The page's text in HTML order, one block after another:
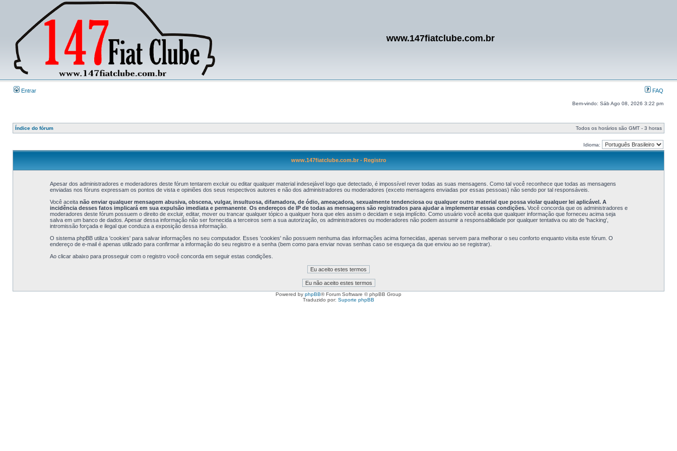
www.147fiatclube.com.br
Entrar FAQ
Bem-vindo: Sáb Ago 08, 2026 3:22 pm
Índice do fórum Todos os horários são GMT - 3 horas
Idioma:
www.147fiatclube.com.br - Registro
Apesar dos administradores e moderadores deste fórum tentarem excluir ou editar qualquer material indesejável logo que detectado, é impossível rever todas as suas mensagens. Como tal você reconhece que todas as mensagens
enviadas nos fóruns expressam os pontos de vista e opiniões dos seus respectivos autores e não dos administradores ou moderadores (exceto mensagens enviadas por essas pessoas) não sendo por tal responsáveis.
Você aceita não enviar qualquer mensagem abusiva, obscena, vulgar, insultuosa, difamadora, de ódio, ameaçadora, sexualmente tendenciosa ou qualquer outro material que possa violar qualquer lei aplicável. A
incidência desses fatos implicará em sua expulsão imediata e permanente. Os endereços de IP de todas as mensagens são registrados para ajudar a implementar essas condições.Você concorda que os administradores e
moderadores deste fórum possuem o direito de excluir, editar, mover ou trancar qualquer tópico a qualquer hora que eles assim o decidam e seja implícito. Como usuário você aceita que qualquer informação que forneceu acima seja
salva em um banco de dados. Apesar dessa informação não ser fornecida a terceiros sem a sua autorização, os administradores ou moderadores não podem assumir a responsabilidade por qualquer tentativa ou ato de 'hacking',
intromissão forçada e ilegal que conduza a exposição dessa informação.
O sistema phpBB utiliza 'cookies' para salvar informações no seu computador. Esses 'cookies' não possuem nenhuma das informações acima fornecidas, apenas servem para melhorar o seu conforto enquanto visita este fórum. O
endereço de e-mail é apenas utilizado para confirmar a informação do seu registro e a senha (bem como para enviar novas senhas caso se esqueça da que enviou ao se registrar).
Ao clicar abaixo para prosseguir com o registro você concorda em seguir estas condições.
Powered by phpBB® Forum Software © phpBB Group
Traduzido por: Suporte phpBB